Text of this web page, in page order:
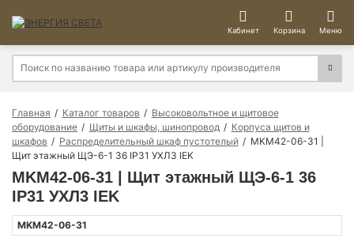
Кабинет Корзина Меню
Главная Каталог товаров
Высоковольтное и щитовое
оборудование
Щиты и шкафы, шинопровод
Корпуса щитов и
шкафов
Распределительный шкаф пустотелый
MKM42-06-31 |
Щит этажный ЩЭ-6-1 36 IP31 УХЛ3 IEK
MKM42-06-31 | Щит этажный ЩЭ-6-1 36
IP31 УХЛ3 IEK
MKM42-06-31